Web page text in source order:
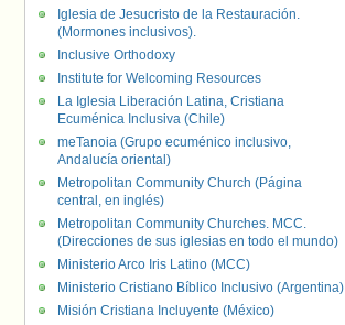
Iglesia de Jesucristo de la Restauración.
(Mormones inclusivos).
Inclusive Orthodoxy
Institute for Welcoming Resources
La Iglesia Liberación Latina, Cristiana
Ecuménica Inclusiva (Chile)
meTanoia (Grupo ecuménico inclusivo,
Andalucía oriental)
Metropolitan Community Church (Página
central, en inglés)
Metropolitan Community Churches. MCC.
(Direcciones de sus iglesias en todo el mundo)
Ministerio Arco Iris Latino (MCC)
Ministerio Cristiano Bíblico Inclusivo (Argentina)
Misión Cristiana Incluyente (México)